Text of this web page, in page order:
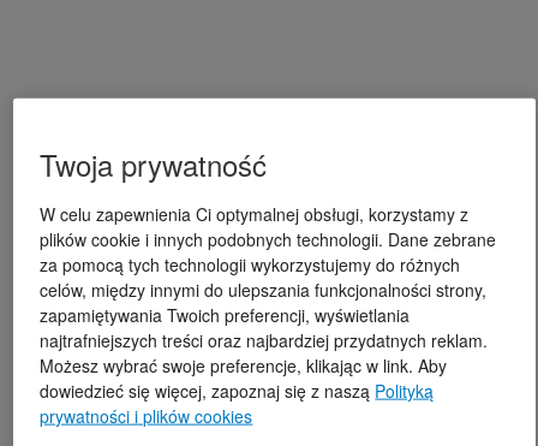
Twoja prywatność
W celu zapewnienia Ci optymalnej obsługi, korzystamy z
plików cookie i innych podobnych technologii. Dane zebrane
za pomocą tych technologii wykorzystujemy do różnych
celów, między innymi do ulepszania funkcjonalności strony,
zapamiętywania Twoich preferencji, wyświetlania
najtrafniejszych treści oraz najbardziej przydatnych reklam.
Możesz wybrać swoje preferencje, klikając w link. Aby
dowiedzieć się więcej, zapoznaj się z naszą Polityką
prywatności i plików cookies